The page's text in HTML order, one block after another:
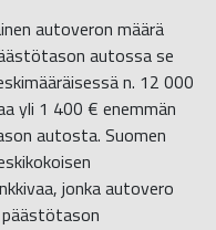
autoveron määrä
autossa se
n. 12 000
yli 1 400 € enemmän
autosta. Suomen
jonka autovero